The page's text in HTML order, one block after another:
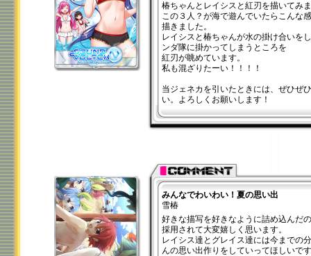
椿ちゃんとレイシスと紅刃を描いてみ
この３人？が海で遊んでいたらこんな
描きました。
レイシスと椿ちゃんが水の掛け合いを
ンダ隊に掛かってしまうところを
紅刃が眺めています。
私も混ざりたーい！！！！
当ジェネカを引いたときには、ぜひぜ
い。よろしくお願いします！
みんなでわいわい！夏の思い出
雪椿
好きな描写を好きなように詰め込んだ
採用されて大変嬉しく思います。
レイシス達とグレイス達には今までの
んの思い出作りをしていってほしいで